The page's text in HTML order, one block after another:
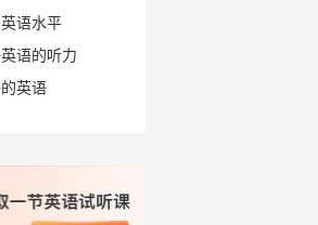
语水平
语的听力
英语